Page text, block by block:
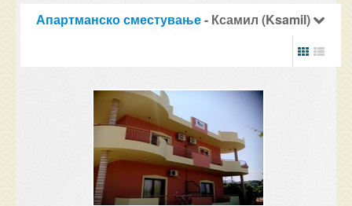
Апартманско сместување- Ксамил (Ksamil)